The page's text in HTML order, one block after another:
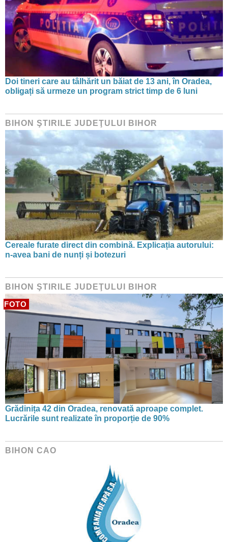
Doi tineri care au tâlhărit un băiat de 13 ani, în Oradea,
obligați să urmeze un program strict timp de 6 luni
BIHON ŞTIRILE JUDEŢULUI BIHOR
Cereale furate direct din combină. Explicația autorului:
n-avea bani de nunți și botezuri
BIHON ŞTIRILE JUDEŢULUI BIHOR
FOTO
Grădinița 42 din Oradea, renovată aproape complet.
Lucrările sunt realizate în proporție de 90%
BIHON CAO